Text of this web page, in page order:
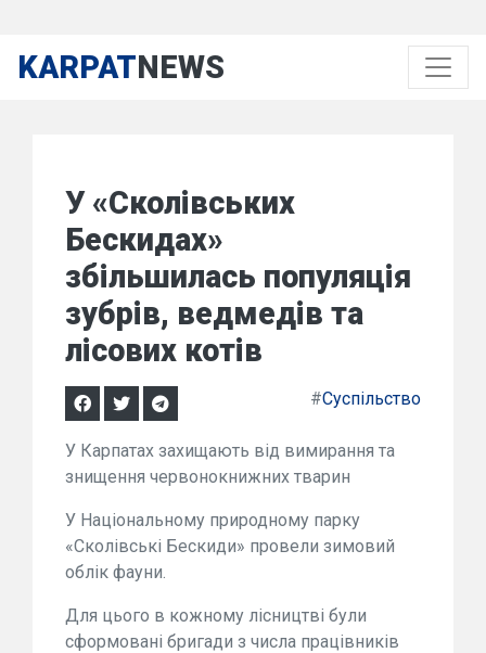
KARPATNEWS
У «Сколівських
Бескидах»
збільшилась популяція
зубрів, ведмедів та
лісових котів
#Суспільство
У Карпатах захищають від вимирання та
знищення червонокнижних тварин
У Національному природному парку
«Сколівські Бескиди» провели зимовий
облік фауни.
Для цього в кожному лісництві були
сформовані бригади з числа працівників